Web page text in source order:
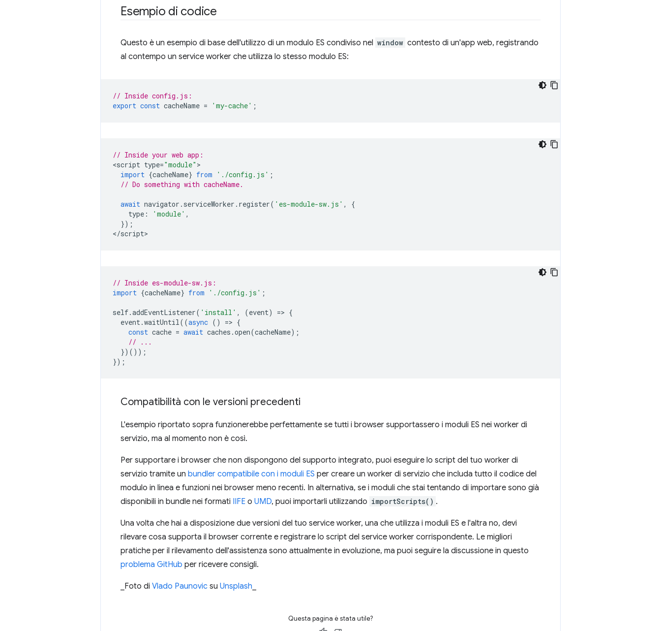
Esempio di codice
Questo è un esempio di base dell'utilizzo di un modulo ES condiviso nel window contesto di un'app web, registrando
al contempo un service worker che utilizza lo stesso modulo ES:
// Inside config.js:
export const cacheName = 'my-cache' ;
// Inside your web app:
<script type="module"
import {cacheName} from './config.js' ;
// Do something with cacheName.
await navigator . serviceWorker . register( 'es-module-sw.js' ,
{
type : 'module' ,
});
</script
// Inside es-module-sw.js:
import {cacheName} from './config.js' ;
self.addEventListener( 'install' , (event) => {
event.waitUntil((async () => {
const cache = await caches .open(cacheName);
// ...
})());
});
Compatibilità con le versioni precedenti
L'esempio riportato sopra funzionerebbe perfettamente se tutti i browser supportassero i moduli ES nei worker di
servizio, ma al momento non è così.
Per supportare i browser che non dispongono del supporto integrato, puoi eseguire lo script del tuo worker di
servizio tramite un bundler compatibile con i moduli ES per creare un worker di servizio che includa tutto il codice del
modulo in linea e funzioni nei browser meno recenti. In alternativa, se i moduli che stai tentando di importare sono già
disponibili in bundle nei formati IIFE o UMD, puoi importarli utilizzando importScripts() .
Una volta che hai a disposizione due versioni del tuo service worker, una che utilizza i moduli ES e l'altra no, devi
rilevare cosa supporta il browser corrente e registrare lo script del service worker corrispondente. Le migliori
pratiche per il rilevamento dell'assistenza sono attualmente in evoluzione, ma puoi seguire la discussione in questo
problema GitHub per ricevere consigli.
_Foto di Vlado Paunovic su Unsplash
Questa pagina è stata utile?